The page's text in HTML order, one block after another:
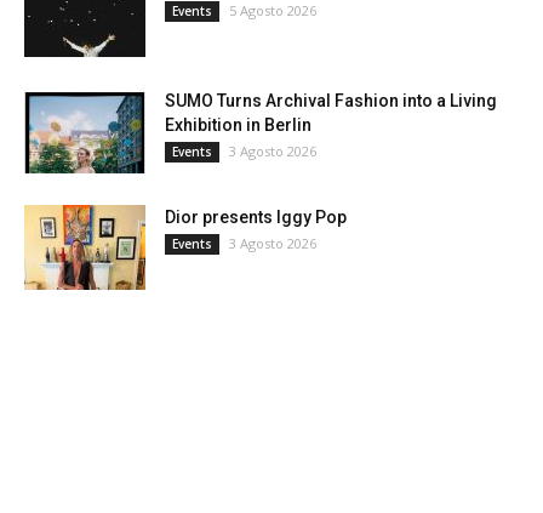
Events 5 Agosto 2026
SUMO Turns Archival Fashion into a Living
Exhibition in Berlin
Events 3 Agosto 2026
Dior presents Iggy Pop
Events 3 Agosto 2026